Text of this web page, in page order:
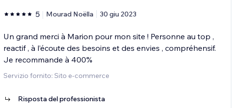
5 Mourad Noëlla 30 giu 2023
Un grand merci à Marion pour mon site ! Personne au top ,
reactif , à l’écoute des besoins et des envies , compréhensif.
Je recommande à 400%
Servizio fornito: Sito e-commerce
Risposta del professionista